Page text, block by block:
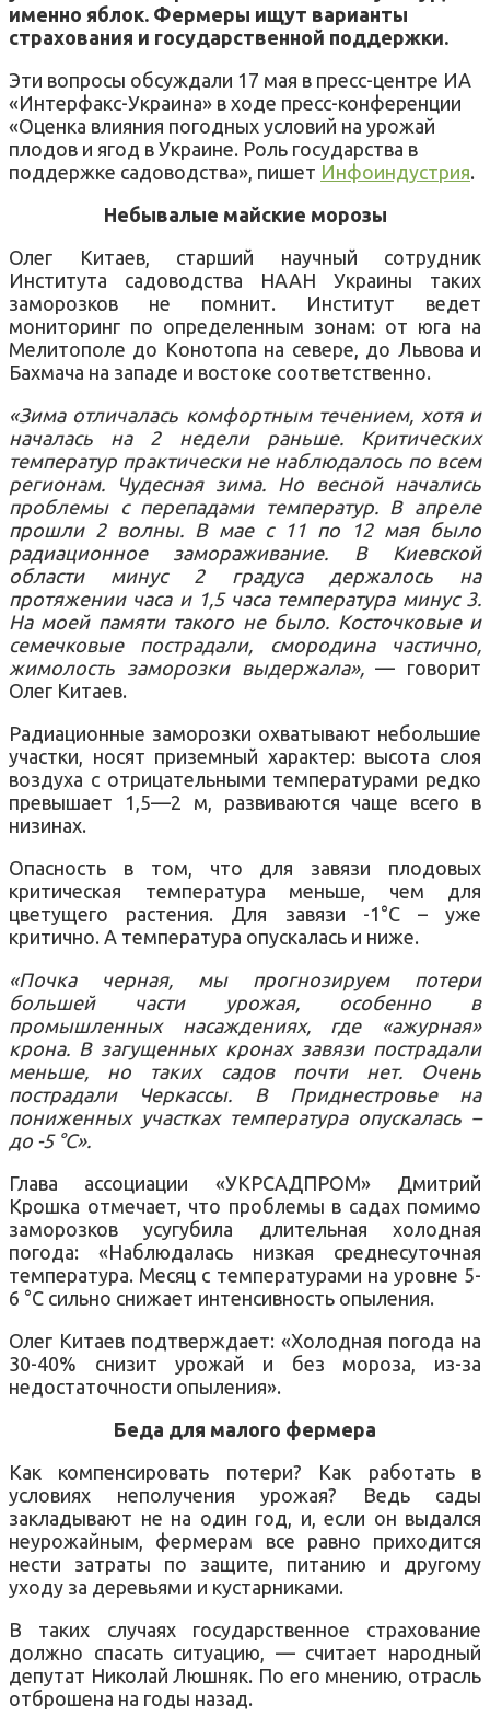
именно яблок. Фермеры ищут варианты
страхования и государственной поддержки.
Эти вопросы обсуждали 17 мая в пресс-центре ИА
«Интерфакс-Украина» в ходе пресс-конференции
«Оценка влияния погодных условий на урожай
плодов и ягод в Украине. Роль государства в
поддержке садоводства», пишет Инфоиндустрия.
Небывалые майские морозы
Олег Китаев, старший научный сотрудник
Института садоводства НААН Украины таких
заморозков не помнит. Институт ведет
мониторинг по определенным зонам: от юга на
Мелитополе до Конотопа на севере, до Львова и
Бахмача на западе и востоке соответственно.
«Зима отличалась комфортным течением, хотя и
началась на 2 недели раньше. Критических
температур практически не наблюдалось по всем
регионам. Чудесная зима. Но весной начались
проблемы с перепадами температур. В апреле
прошли 2 волны. В мае с 11 по 12 мая было
радиационное замораживание. В Киевской
области минус 2 градуса держалось на
протяжении часа и 1,5 часа температура минус 3.
На моей памяти такого не было. Косточковые и
семечковые пострадали, смородина частично,
жимолость заморозки выдержала»,— говорит
Олег Китаев.
Радиационные заморозки охватывают небольшие
участки, носят приземный характер: высота слоя
воздуха с отрицательными температурами редко
превышает 1,5—2 м, развиваются чаще всего в
низинах.
Опасность в том, что для завязи плодовых
критическая температура меньше, чем для
цветущего растения. Для завязи -1°C – уже
критично. А температура опускалась и ниже.
«Почка черная, мы прогнозируем потери
большей части урожая, особенно в
промышленных насаждениях, где «ажурная»
крона. В загущенных кронах завязи пострадали
меньше, но таких садов почти нет. Очень
пострадали Черкассы. В Приднестровье на
пониженных участках температура опускалась –
до -5 °C».
Глава ассоциации «УКРСАДПРОМ» Дмитрий
Крошка отмечает, что проблемы в садах помимо
заморозков усугубила длительная холодная
погода: «Наблюдалась низкая среднесуточная
температура. Месяц с температурами на уровне 5-
6 °C сильно снижает интенсивность опыления.
Олег Китаев подтверждает: «Холодная погода на
30-40% снизит урожай и без мороза, из-за
недостаточности опыления».
Беда для малого фермера
Как компенсировать потери? Как работать в
условиях неполучения урожая? Ведь сады
закладывают не на один год, и, если он выдался
неурожайным, фермерам все равно приходится
нести затраты по защите, питанию и другому
уходу за деревьями и кустарниками.
В таких случаях государственное страхование
должно спасать ситуацию, — считает народный
депутат Николай Люшняк. По его мнению, отрасль
отброшена на годы назад.